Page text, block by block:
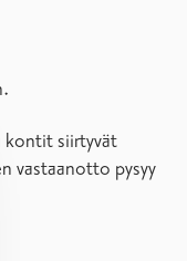
kontit siirtyvät
vastaanotto pysyy